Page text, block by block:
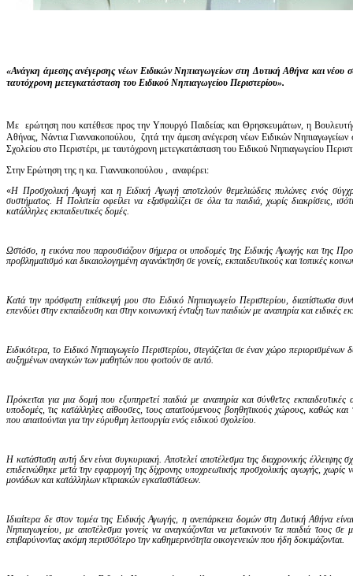
«Ανάγκη άμεσης ανέγερσης νέων Ειδικών Νηπιαγωγείων στη Δυτική Αθήνα και νέου
ταυτόχρονη μετεγκατάσταση του Ειδικού Νηπιαγωγείου Περιστερίου».
Με ερώτηση που κατέθεσε προς την Υπουργό Παιδείας και Θρησκευμάτων, η
Αθήνας, Νάντια Γιαννακοπούλου, ζητά την άμεση ανέγερση νέων Ειδικών Νηπιαγωγείων
Σχολείου στο Περιστέρι, με ταυτόχρονη μετεγκατάσταση του Ειδικού Νηπιαγωγείου
Στην Ερώτηση της η κα. Γιαννακοπούλου , αναφέρει:
«Η Προσχολική Αγωγή και η Ειδική Αγωγή αποτελούν θεμελιώδεις πυλώνες ενός
συστήματος. Η Πολιτεία οφείλει να εξασφαλίζει σε όλα τα παιδιά, χωρίς διακρίσεις,
κατάλληλες εκπαιδευτικές δομές.
Ωστόσο, η εικόνα που παρουσιάζουν σήμερα οι υποδομές της Ειδικής Αγωγής και της
προβληματισμό και δικαιολογημένη αγανάκτηση σε γονείς, εκπαιδευτικούς και τοπικές
Κατά την πρόσφατη επίσκεψή μου στο Ειδικό Νηπιαγωγείο Περιστερίου, διαπίστωσα
επενδύει στην εκπαίδευση και στην κοινωνική ένταξη των παιδιών με αναπηρία και ειδικές
Ειδικότερα, το Ειδικό Νηπιαγωγείο Περιστερίου, στεγάζεται σε έναν χώρο
αυξημένων αναγκών των μαθητών που φοιτούν σε αυτό.
Πρόκειται για μια δομή που εξυπηρετεί παιδιά με αναπηρία και σύνθετες
υποδομές, τις κατάλληλες αίθουσες, τους απαιτούμενους βοηθητικούς χώρους, καθώς και
που απαιτούνται για την εύρυθμη λειτουργία ενός ειδικού σχολείου.
Η κατάσταση αυτή δεν είναι συγκυριακή. Αποτελεί αποτέλεσμα της διαχρονικής έλλειψης
επιδεινώθηκε μετά την εφαρμογή της δίχρονης υποχρεωτικής προσχολικής αγωγής, χωρίς
μονάδων και κατάλληλων κτιριακών εγκαταστάσεων.
Ιδιαίτερα δε στον τομέα της Ειδικής Αγωγής, η ανεπάρκεια δομών στη Δυτική Αθήνα
Νηπιαγωγείου, με αποτέλεσμα γονείς να αναγκάζονται να μετακινούν τα παιδιά τους
επιβαρύνοντας ακόμη περισσότερο την καθημερινότητα οικογενειών που ήδη δοκιμάζονται.